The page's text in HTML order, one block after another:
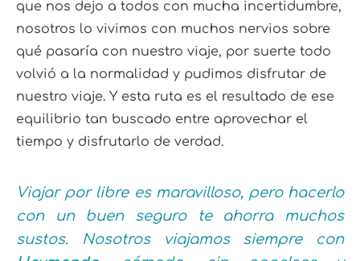
que nos dejo a todos con mucha incertidumbre,
nosotros lo vivimos con muchos nervios sobre
qué pasaría con nuestro viaje, por suerte todo
volvió a la normalidad y pudimos disfrutar de
nuestro viaje. Y esta ruta es el resultado de ese
equilibrio tan buscado entre aprovechar el
tiempo y disfrutarlo de verdad.
Viajar por libre es maravilloso, pero hacerlo
con un buen seguro te ahorra muchos
sustos. Nosotros viajamos siempre con